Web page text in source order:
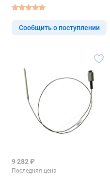
низкотемпературный
Сообщить о поступлении
9 282 ₽
Последняя цена